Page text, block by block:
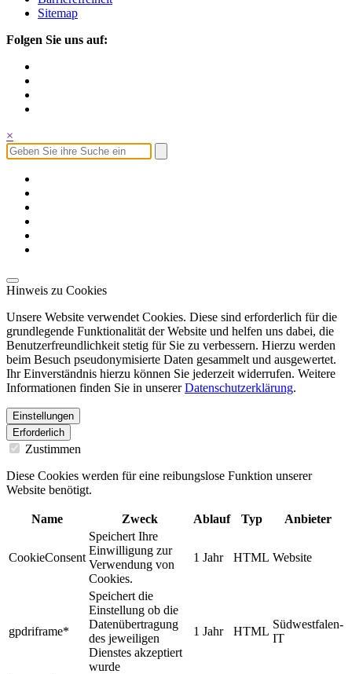
Sitemap
Folgen Sie uns auf:
×
Hinweis zu Cookies
Unsere Website verwendet Cookies. Diese sind erforderlich für die
grundlegende Funktionalität der Website und helfen uns dabei, die
Benutzerfreundlichkeit stetig für Sie zu verbessern. Hierzu werden
beim Besuch pseudonymisierte Daten gesammelt und ausgewertet.
Ihr Einverständnis hierzu können Sie jederzeit widerrufen. Weitere
Informationen finden Sie in unsererDatenschutzerklärung.
Einstellungen
Erforderlich
Zustimmen
Diese Cookies werden für eine reibungslose Funktion unserer
Website benötigt.
Name Zweck Ablauf Typ Anbieter
CookieConsent
Speichert Ihre
Einwilligung zur
Verwendung von
Cookies.
1 Jahr HTML Website
gpdriframe*
Speichert die
Einstellung ob die
Datenübertragung
des jeweiligen
Dienstes akzeptiert
wurde
1 Jahr HTML
Südwestfalen-
IT